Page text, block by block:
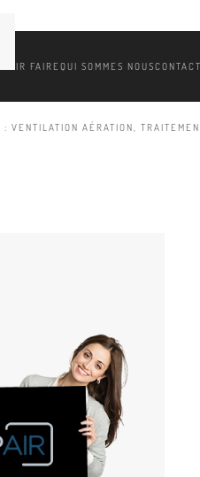
FAIREQUI SOMMES NOUSCONTACT
VENTILATION AÉRATION,